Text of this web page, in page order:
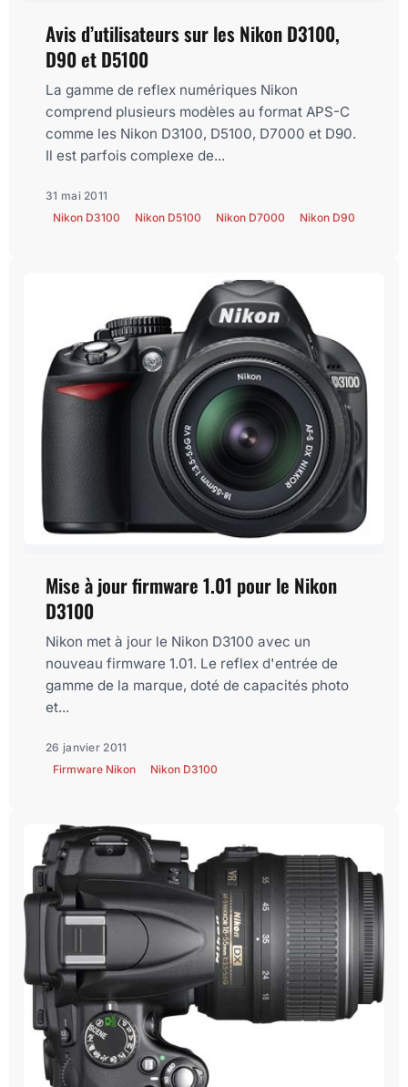
Avis d’utilisateurs sur les Nikon D3100,
D90 et D5100
La gamme de reflex numériques Nikon
comprend plusieurs modèles au format APS-C
comme les Nikon D3100, D5100, D7000 et D90.
Il est parfois complexe de...
31 mai 2011
Nikon D3100
Nikon D5100 Nikon D7000 Nikon D90
Mise à jour firmware 1.01 pour le Nikon
D3100
Nikon met à jour le Nikon D3100 avec un
nouveau firmware 1.01. Le reflex d'entrée de
gamme de la marque, doté de capacités photo
et...
26 janvier 2011
Firmware Nikon
Nikon D3100